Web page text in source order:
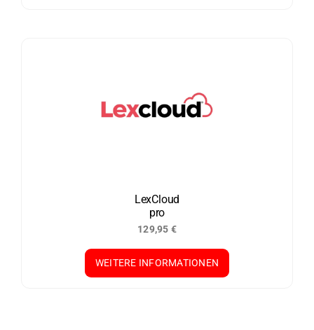
LexCloud
pro
129,95 €
WEITERE INFORMATIONEN